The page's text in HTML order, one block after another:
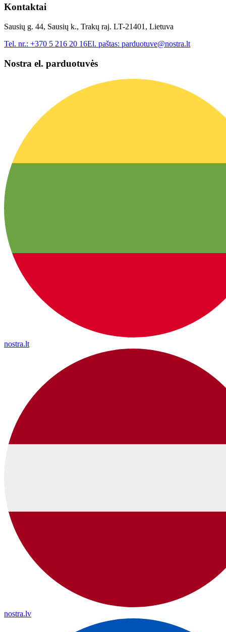
Kontaktai
Sausių g. 44, Sausių k., Trakų raj. LT-21401, Lietuva
Tel. nr.: +370 5 216 20 16El. paštas: parduotuve@nostra.lt
Nostra el. parduotuvės
nostra.lt
nostra.lv